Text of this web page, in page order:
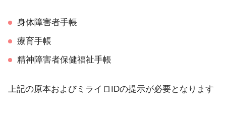
身体障害者手帳
療育手帳
精神障害者保健福祉手帳
上記の原本およびミライロIDの提示が必要となります